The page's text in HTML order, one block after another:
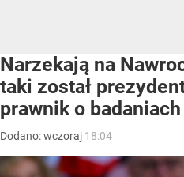
Narzekają na
taki został
prawnik o
Dodano:wczoraj 18:04